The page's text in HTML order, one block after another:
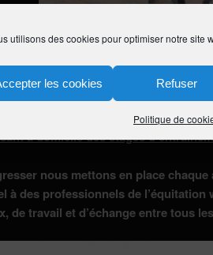
utilisons des cookies pour optimiser notre site
les cookies Refuser
Politique de
à domicile des stages
nous mettons en place
à des professionnels de
de travail et d’échange entre tous